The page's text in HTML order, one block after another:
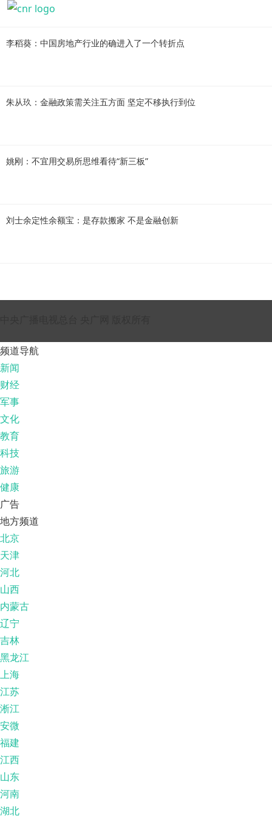
李稻葵：中国房地产行业的确进入了一个转折点
朱从玖：金融政策需关注五方面 坚定不移执行到位
姚刚：不宜用交易所思维看待“新三板”
刘士余定性余额宝：是存款搬家 不是金融创新
频道导航
新闻
财经
军事
文化
教育
科技
旅游
健康
广告
地方频道
北京
天津
河北
山西
内蒙古
辽宁
吉林
黑龙江
上海
江苏
淅江
安微
福建
江西
山东
河南
湖北